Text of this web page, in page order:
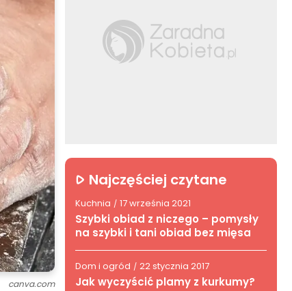
canva.com
Najczęściej czytane
Kuchnia / 17 września 2021
Szybki obiad z niczego – pomysły
na szybki i tani obiad bez mięsa
Dom i ogród / 22 stycznia 2017
Jak wyczyścić plamy z kurkumy?